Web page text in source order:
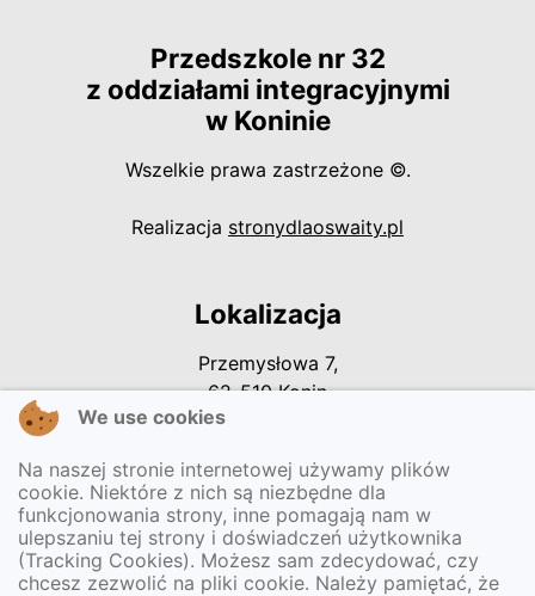
Przedszkole nr 32
z oddziałami integracyjnymi
w Koninie
Wszelkie prawa zastrzeżone ©.
Realizacja stronydlaoswaity.pl
Lokalizacja
Przemysłowa 7,
62-510 Konin
Kontakt
Tel. 63 242 43 55
sekretariat@przedszkole32konin.pl
We use cookies
Na naszej stronie internetowej używamy plików
cookie. Niektóre z nich są niezbędne dla
funkcjonowania strony, inne pomagają nam w
ulepszaniu tej strony i doświadczeń użytkownika
(Tracking Cookies). Możesz sam zdecydować, czy
chcesz zezwolić na pliki cookie. Należy pamiętać, że